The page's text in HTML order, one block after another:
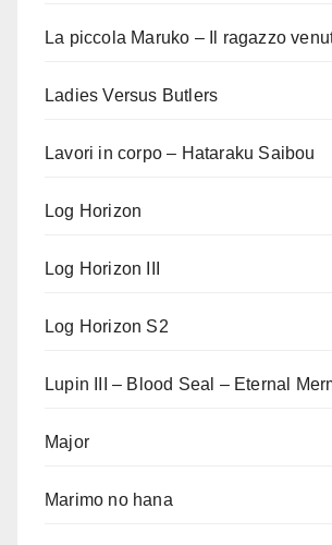
La piccola Maruko – Il ragazzo
Ladies Versus Butlers
Lavori in corpo – Hataraku Saibou
Log Horizon
Log Horizon III
Log Horizon S2
Lupin III – Blood Seal – Eternal
Major
Marimo no hana